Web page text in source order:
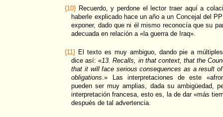
{10} Recuerdo, y perdone el lector traer aquí a
haberle explicado hace un año a un Concejal del
exponer, dado que ni él mismo reconocía que su
adecuada en relación a «la guerra de Iraq».
{11} El texto es muy ambiguo, dando pie a
dice así: «13. Recalls, in that context, that the
that it will face serious consequences as a result
obligations.» Las interpretaciones de este
pueden ser muy amplias, dada su ambigüedad,
interpretación francesa, esto es, la de dar «más
después de tal advertencia.